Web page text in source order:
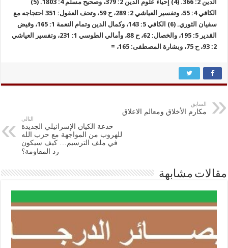
الدين 2: 366. (4) إحياء علوم الدين 2: 379، وصحيح مسلم 4: 1803. (5)
الكافي 4: 55، وتفسير العياشي 2: 289، ح 59، وتحف العقول: 351 احتجاجه مع
سفيان الثوري. (6) الكافي 5: 143، وكمال الدين وتمام النعمة 1: 165، وفيض
القدير 5: 195، والخصال: 62، ح 88، وأمالي الطوسي 1: 231، وتفسير العياشي
2: 93، ح 75، وبشارة المصطفى: 165، =
السابق
مكارم الأخلاق ومعالم الاعلاق
التالي
خدعة الکيان الإسرائيلي الجديدة
للهروب من المواجهة مع حزب الله
في ملف الترسيم… کيف سيكون
رد المقاومة؟
مقالات مشابهة